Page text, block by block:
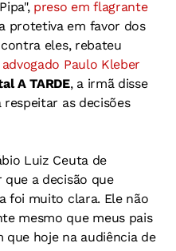
preso em flagrante
protetiva em favor dos
eles, rebateu
advogado Paulo Kleber
A TARDE, a irmã disse
respeitar as decisões
Luiz Ceuta de
a decisão que
foi muito clara. Ele não
mesmo que meus pais
que hoje na audiência de